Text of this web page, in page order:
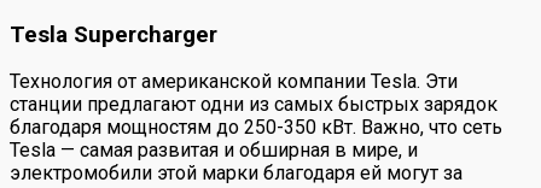
Tesla Supercharger
Технология от американской компании Tesla. Эти
станции предлагают одни из самых быстрых зарядок
благодаря мощностям до 250-350 кВт. Важно, что сеть
Tesla — самая развитая и обширная в мире, и
электромобили этой марки благодаря ей могут за